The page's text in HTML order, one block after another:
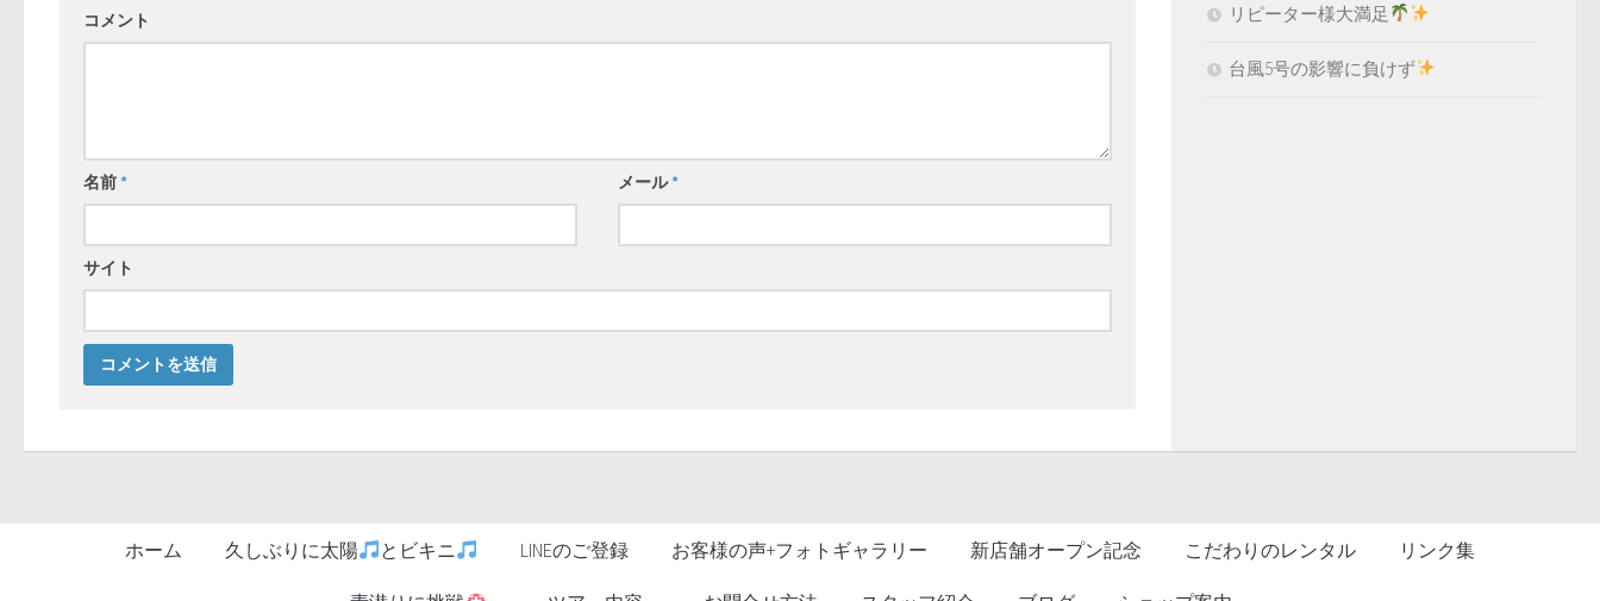
コメント
名前* メール*
サイト
リピーター様大満足
台風5号の影響に負けず
ホーム 久しぶりに太陽 とビキニ LINEのご登録 お客様の声+フォトギャラリー 新店舗オープン記念 こだわりのレンタル リンク集